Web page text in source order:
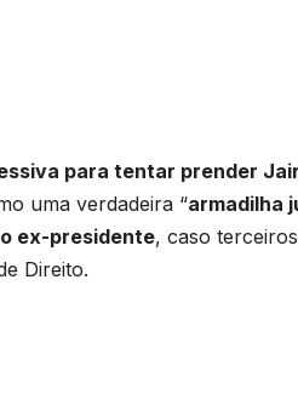
para tentar prender
uma verdadeira “armadilha
ex-presidente, caso
Direito.